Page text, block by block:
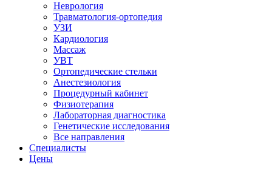
Неврология
Травматология-ортопедия
УЗИ
Кардиология
Массаж
УВТ
Ортопедические стельки
Анестезиология
Процедурный кабинет
Физиотерапия
Лабораторная диагностика
Генетические исследования
Все направления
Специалисты
Цены